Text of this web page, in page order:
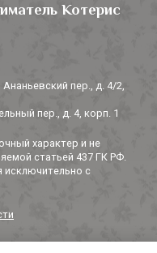
Котерис
пер., д. 4/2,
пер., д. 4, корп. 1
характер и не
статьей 437 ГК РФ.
исключительно с